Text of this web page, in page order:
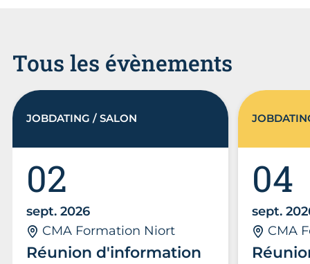
Tous les évènements
Réunion d'information
02
sept. 2026
CMA Formation Niort
JOBDATING / SALON
04
sept.
CMA